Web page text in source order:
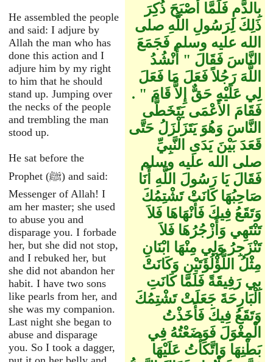
He assembled the people
and said: I adjure by
Allah the man who has
done this action and I
adjure him by my right
to him that he should
stand up. Jumping over
the necks of the people
and trembling the man
stood up.
He sat before the
Prophet (ﷺ) and said:
Messenger of Allah! I
am her master; she used
to abuse you and
disparage you. I forbade
her, but she did not stop,
and I rebuked her, but
she did not abandon her
habit. I have two sons
like pearls from her, and
she was my companion.
Last night she began to
abuse and disparage
you. So I took a dagger,
بِالدَّمِ فَلَمَّا أَصْبَحَ ذُكِرَ
ذَلِكَ لِرَسُولِ اللَّهِ صلى
الله عليه وسلم فَجَمَعَ
النَّاسَ فَقَالَ ‏"‏ أَنْشُدُ
اللَّهَ رَجُلاً فَعَلَ مَا فَعَلَ
لِي عَلَيْهِ حَقٌّ إِلاَّ قَامَ ‏"‏ ‏.‏
فَقَامَ الأَعْمَى يَتَخَطَّى
النَّاسَ وَهُوَ يَتَزَلْزَلُ حَتَّى
قَعَدَ بَيْنَ يَدَىِ النَّبِيِّ
صلى الله عليه وسلم
فَقَالَ يَا رَسُولَ اللَّهِ أَنَا
صَاحِبُهَا كَانَتْ تَشْتِمُكَ
وَتَقَعُ فِيكَ فَأَنْهَاهَا فَلاَ
تَنْتَهِي وَأَزْجُرُهَا فَلاَ
تَنْزَجِرُ وَلِي مِنْهَا ابْنَانِ
مِثْلُ اللُّؤْلُؤَتَيْنِ وَكَانَتْ
بِي رَفِيقَةً فَلَمَّا كَانَتِ
الْبَارِحَةَ جَعَلَتْ تَشْتِمُكَ
وَتَقَعُ فِيكَ فَأَخَذْتُ
الْمِغْوَلَ فَوَضَعْتُهُ فِي
بَطْنِهَا وَاتَّكَأْتُ عَلَيْهَا